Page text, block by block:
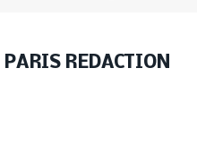
PARIS REDACTION